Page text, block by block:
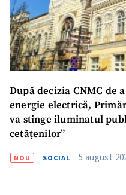
După decizia CNMC de
energie electrică,
va stinge iluminatul
cetățenilor”
NOU SOCIAL 5 august
Link media
+ Link media
Mesajul știrei
+ Mesajul știrei
CONTACT SURSĂ
Sursă anonimă